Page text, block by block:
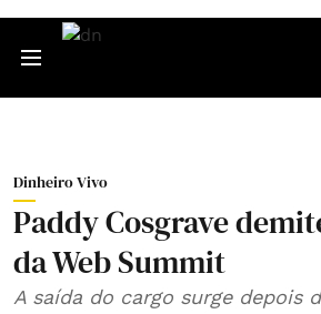
Dinheiro Vivo
Paddy Cosgrave
da Web Summit
A saída do cargo surge depois